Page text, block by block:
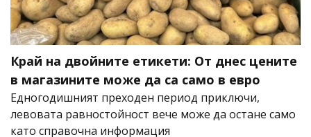
Край на двойните етикети: От днес цените
в магазините може да са само в евро
Едногодишният преходен период приключи,
левовата равностойност вече може да остане само
като справочна информация